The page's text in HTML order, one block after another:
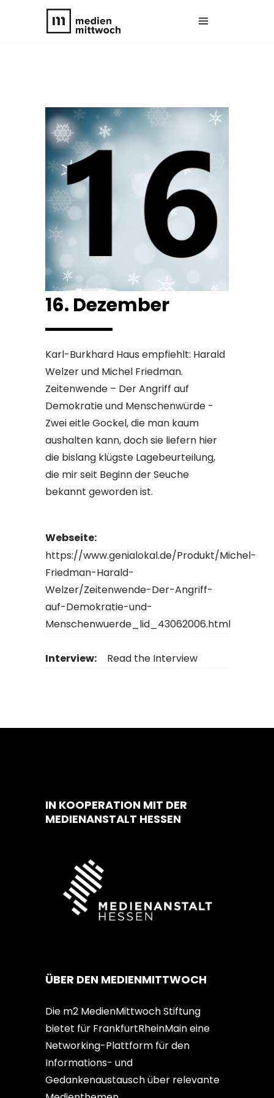
16. Dezember
Karl-Burkhard Haus empfiehlt: Harald
Welzer und Michel Friedman.
Zeitenwende – Der Angriff auf
Demokratie und Menschenwürde -
Zwei eitle Gockel, die man kaum
aushalten kann, doch sie liefern hier
die bislang klügste Lagebeurteilung,
die mir seit Beginn der Seuche
bekannt geworden ist.
Webseite:
https://www.genialokal.de/Produkt/Michel-
Friedman-Harald-
Welzer/Zeitenwende-Der-Angriff-
auf-Demokratie-und-
Menschenwuerde_lid_43062006.html
Interview: Read the Interview
IN KOOPERATION MIT DER
MEDIENANSTALT HESSEN
ÜBER DEN MEDIENMITTWOCH
Die m2 MedienMittwoch Stiftung
bietet für FrankfurtRheinMain eine
Networking-Plattform für den
Informations- und
Gedankenaustausch über relevante